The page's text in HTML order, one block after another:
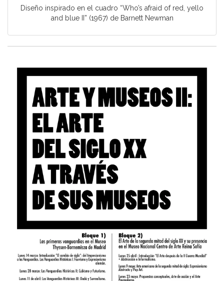
Diseño inspirado en el cuadro “Who’s afraid of red, yello
and blue II” (1967) de Barnett Newman